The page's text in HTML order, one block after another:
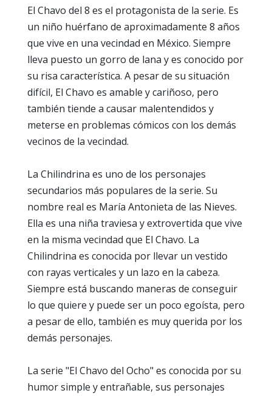
El Chavo del 8 es el protagonista de la serie. Es
un niño huérfano de aproximadamente 8 años
que vive en una vecindad en México. Siempre
lleva puesto un gorro de lana y es conocido por
su risa característica. A pesar de su situación
difícil, El Chavo es amable y cariñoso, pero
también tiende a causar malentendidos y
meterse en problemas cómicos con los demás
vecinos de la vecindad.
La Chilindrina es uno de los personajes
secundarios más populares de la serie. Su
nombre real es María Antonieta de las Nieves.
Ella es una niña traviesa y extrovertida que vive
en la misma vecindad que El Chavo. La
Chilindrina es conocida por llevar un vestido
con rayas verticales y un lazo en la cabeza.
Siempre está buscando maneras de conseguir
lo que quiere y puede ser un poco egoísta, pero
a pesar de ello, también es muy querida por los
demás personajes.
La serie "El Chavo del Ocho" es conocida por su
humor simple y entrañable, sus personajes